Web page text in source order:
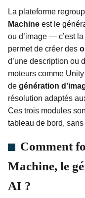
La plateforme
Machine est le
ou d’image — c’est
permet de créer des
d’une description ou
moteurs comme
de génération
résolution adaptés
Ces trois modules
tableau de bord, sans
Comment
Machine, le
AI ?